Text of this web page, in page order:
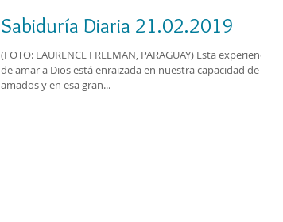
Sabiduría Diaria 21.02.2019
(FOTO: LAURENCE FREEMAN, PARAGUAY) Esta experiencia
de amar a Dios está enraizada en nuestra capacidad de ser
amados y en esa gran...